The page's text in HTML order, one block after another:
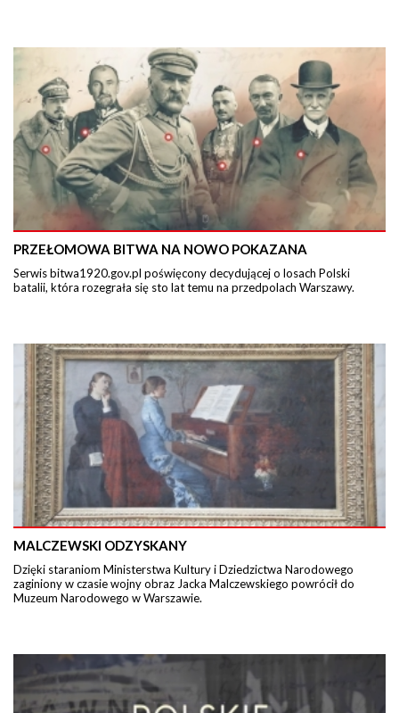
PRZEŁOMOWA BITWA NA NOWO POKAZANA
Serwis bitwa1920.gov.pl poświęcony decydującej o losach Polski
batalii, która rozegrała się sto lat temu na przedpolach Warszawy.
MALCZEWSKI ODZYSKANY
Dzięki staraniom Ministerstwa Kultury i Dziedzictwa Narodowego
zaginiony w czasie wojny obraz Jacka Malczewskiego powrócił do
Muzeum Narodowego w Warszawie.